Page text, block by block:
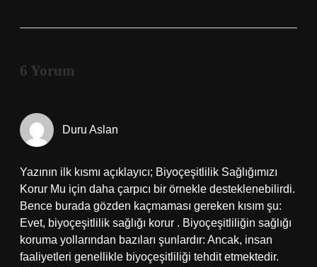
6 Yorum
Duru Aslan
Yazının ilk kısmı açıklayıcı; Biyoçeşitlilik Sağlığımızı
Korur Mu için daha çarpıcı bir örnekle desteklenebilirdi.
Bence burada gözden kaçmaması gereken kısım şu:
Evet, biyoçeşitlilik sağlığı korur . Biyoçeşitliliğin sağlığı
koruma yollarından bazıları şunlardır: Ancak, insan
faaliyetleri genellikle biyoçeşitliliği tehdit etmektedir.